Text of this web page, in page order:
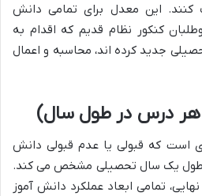
کنند. این معدل برای تمامی دانش
کنکور نظام قدیم که اقدام به
جدید کرده اند، محاسبه و اعمال
هر درس در طول سال)
است که قبولی یا عدم قبولی دانش
طول یک سال تحصیلی مشخص می کند.
تمامی ابعاد عملکرد دانش آموز